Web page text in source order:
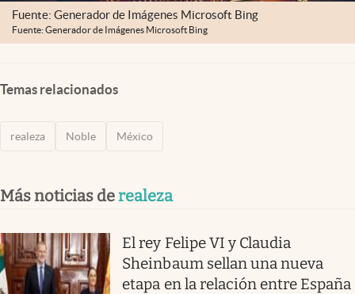
Fuente: Generador de Imágenes Microsoft Bing
Fuente: Generador de Imágenes Microsoft Bing
Temas relacionados
realeza Noble México
Más noticias derealeza
El rey Felipe VI y Claudia
Sheinbaum sellan una nueva
etapa en la relación entre España